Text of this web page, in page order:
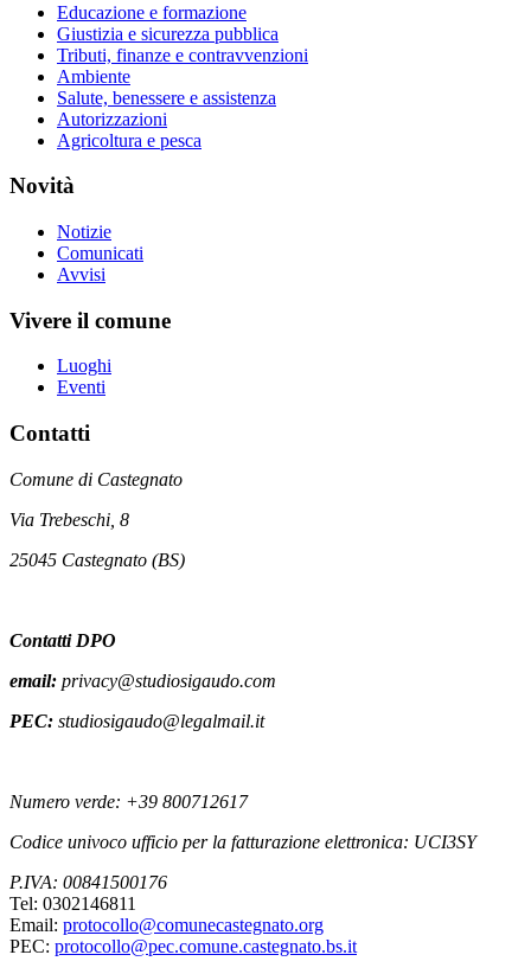
Educazione e formazione
Giustizia e sicurezza pubblica
Tributi, finanze e contravvenzioni
Ambiente
Salute, benessere e assistenza
Autorizzazioni
Agricoltura e pesca
Novità
Notizie
Comunicati
Avvisi
Vivere il comune
Luoghi
Eventi
Contatti
Comune di Castegnato
Via Trebeschi, 8
25045 Castegnato (BS)
Contatti DPO
email: privacy@studiosigaudo.com
PEC: studiosigaudo@legalmail.it
Numero verde: +39 800712617
Codice univoco ufficio per la fatturazione elettronica: UCI3SY
P.IVA: 00841500176
Tel: 0302146811
Email: protocollo@comunecastegnato.org
PEC: protocollo@pec.comune.castegnato.bs.it